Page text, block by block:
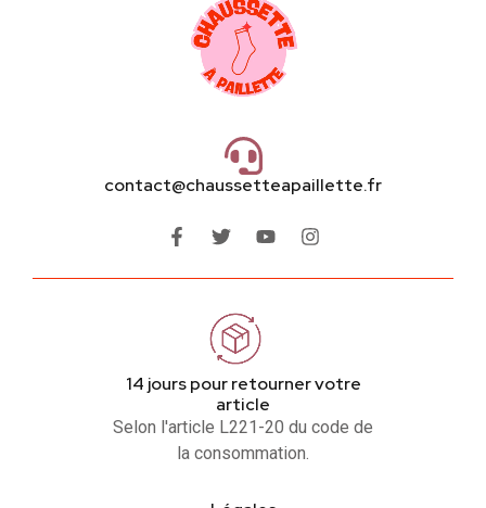
contact@chaussetteapaillette.fr
14 jours pour retourner votre
article
Selon l'article L221-20 du code de
la consommation.